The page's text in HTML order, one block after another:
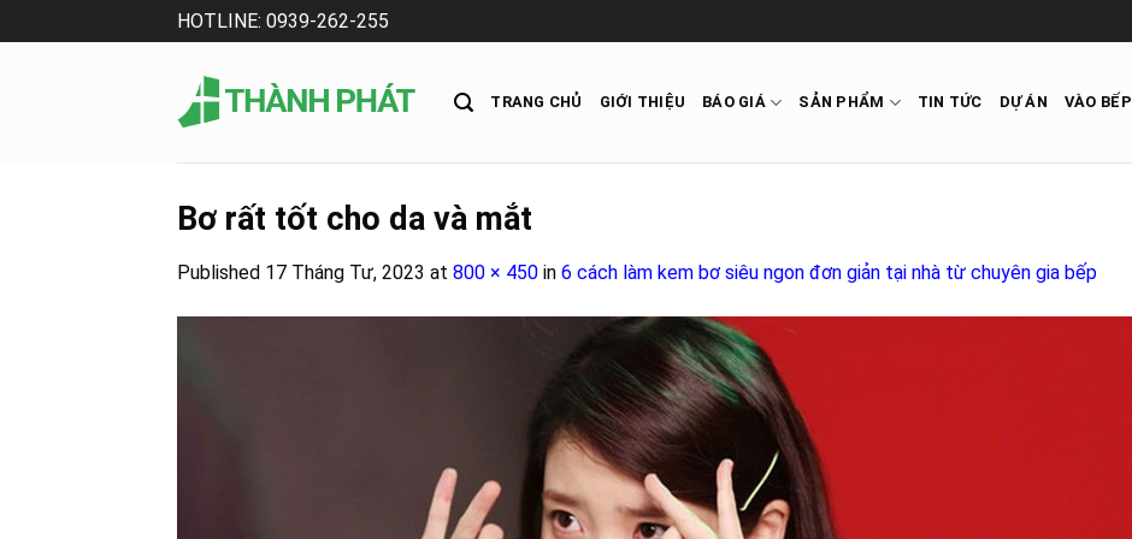
to
HOTLINE: 0939-262-255
TRANG CHỦ GIỚI THIỆU BÁO GIÁ SẢN PHẨM TIN TỨC DỰ ÁN VÀO BẾP
Bơ rất tốt cho da và mắt
Published 17 Tháng Tư, 2023 at 800 × 450 in 6 cách làm kem bơ siêu ngon đơn giản tại nhà từ chuyên gia bếp